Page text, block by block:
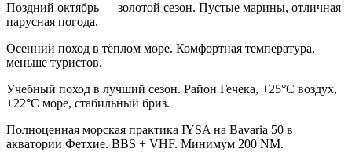
Поздний октябрь — золотой сезон. Пустые марины, отличная
парусная погода.
Осенний поход в тёплом море. Комфортная температура,
меньше туристов.
Учебный поход в лучший сезон. Район Гечека, +25°C воздух,
+22°C море, стабильный бриз.
Полноценная морская практика IYSA на Bavaria 50 в
акватории Фетхие. BBS + VHF. Минимум 200 NM.